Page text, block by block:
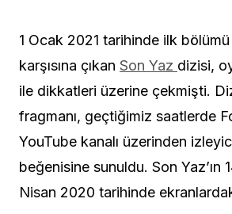
1 Ocak 2021 tarihinde ilk
karşısına çıkan Son Yaz dizisi,
ile dikkatleri üzerine çekmişti.
fragmanı, geçtiğimiz saatlerde
YouTube kanalı üzerinden
beğenisine sunuldu. Son Yaz’ın
Nisan 2020 tarihinde